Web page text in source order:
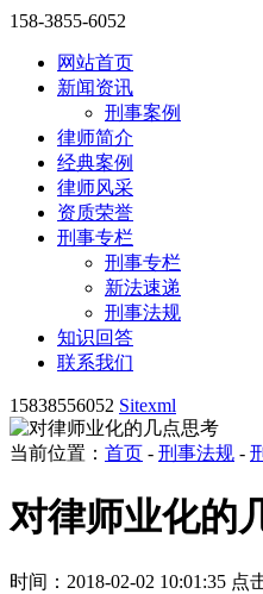
158-3855-6052
网站首页
新闻资讯
刑事案例
律师简介
经典案例
律师风采
资质荣誉
刑事专栏
刑事专栏
新法速递
刑事法规
知识回答
联系我们
15838556052 Sitexml
当前位置： 首页 - 刑事法规 -
对律师业化的
时间：2018-02-02 10:01:35 点